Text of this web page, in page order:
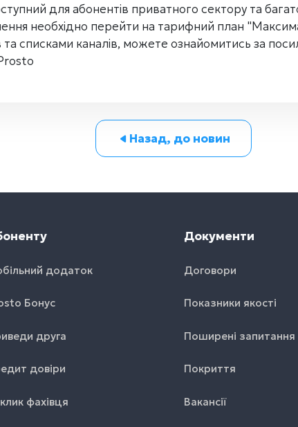
для абонентів приватного сектору та
необхідно перейти на тарифний план
та списками каналів, можете ознайомитись за
Назад, до новин
додаток
Бонус
друга
довіри
фахівця
Документи
Договори
Показники якості
Поширені запитання
Покриття
Вакансії